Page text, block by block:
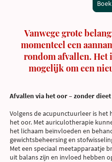
Vanwege grote
momenteel een
rondom afvallen. Het
mogelijk om een
Afvallen via het oor – zonder dieet
Volgens de acupunctuurleer is het
het oor. Met auriculotherapie
het lichaam beïnvloeden en
gewichtsbeheersing en
Met een speciaal meetapparaatje
uit balans zijn en invloed hebben